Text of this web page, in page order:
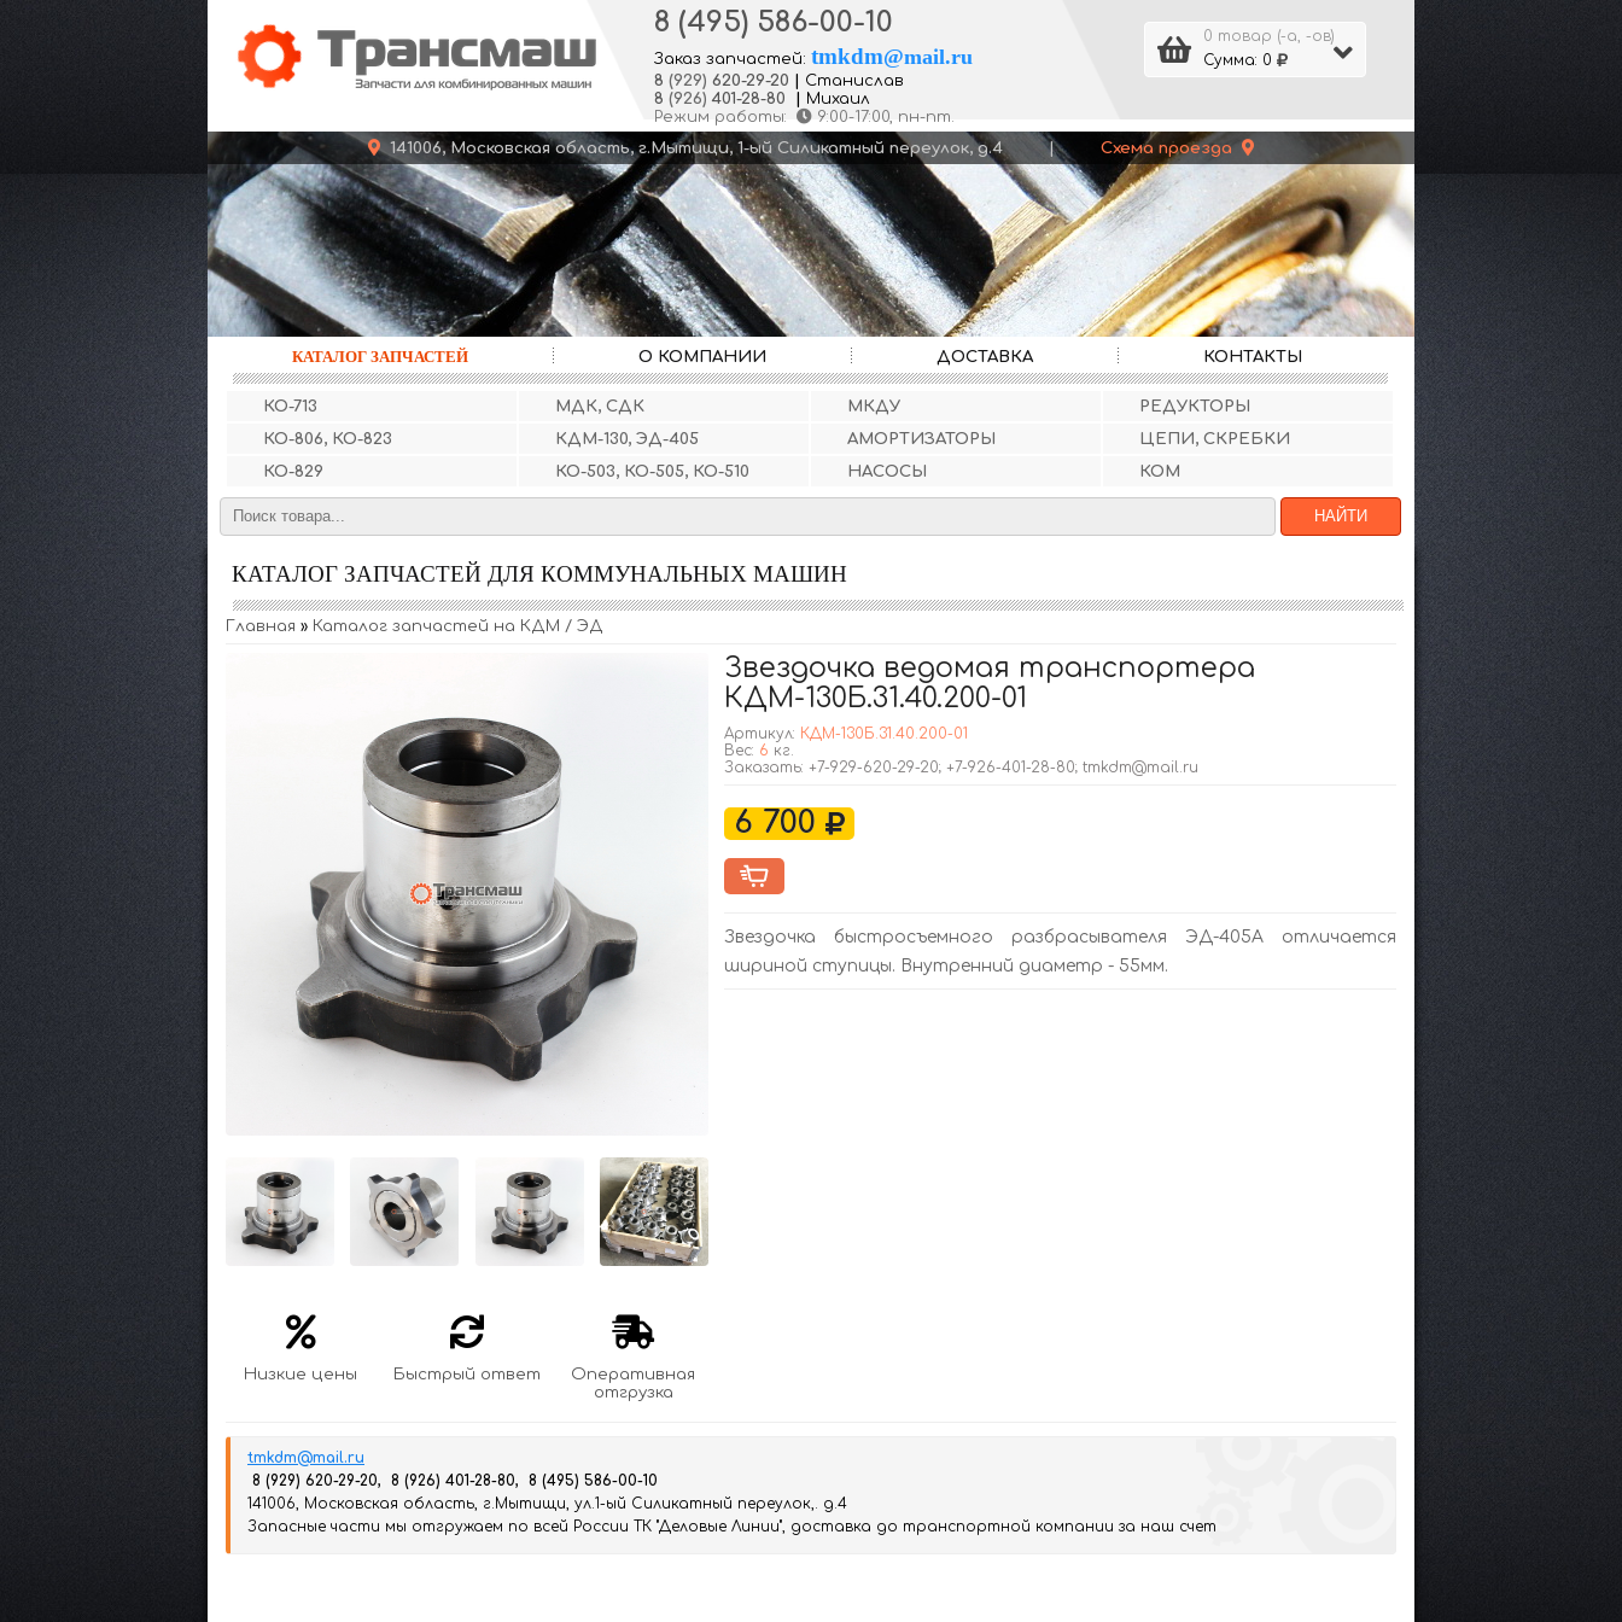
0 товар (-а, -ов)
Сумма: 0
8 (495) 586-00-10
Заказ запчастей: tmkdm@mail.ru
8 (929) 620-29-20
Станислав
8 (926) 401-28-80
Михаил
Режим работы:
9:00-17:00, пн-пт.
141006, Московская область, г.Мытищи, 1-ый Силикатный переулок, д.4 | Схема проезда
КАТАЛОГ ЗАПЧАСТЕЙ О КОМПАНИИ ДОСТАВКА КОНТАКТЫ
КО-713 МДК, СДК МКДУ
РЕДУКТОРЫ
КО-806, КО-823
КДМ-130, ЭД-405 АМОРТИЗАТОРЫ
ЦЕПИ, СКРЕБКИ
КО-829
КО-503, КО-505, КО-510 НАСОСЫ КОМ
КАТАЛОГ ЗАПЧАСТЕЙ ДЛЯ КОММУНАЛЬНЫХ МАШИН
Главная » Каталог запчастей на КДМ / ЭД
Низкие цены Быстрый ответ
Оперативная
отгрузка
Звездочка ведомая транспортера
КДМ-130Б.31.40.200-01
Артикул: КДМ-130Б.31.40.200-01
Вес: 6 кг.
Заказать: +7-929-620-29-20; +7-926-401-28-80; tmkdm@mail.ru
6 700
Звездочка быстросъемного разбрасывателя ЭД-405А отличается
шириной ступицы. Внутренний диаметр - 55мм.
tmkdm@mail.ru
8 (929) 620-29-20, 8 (926) 401-28-80, 8 (495) 586-00-10
141006, Московская область, г.Мытищи, ул.1-ый Силикатный переулок,. д.4
Запасные части мы отгружаем по всей России ТК "Деловые Линии", доставка до транспортной компании за наш счет